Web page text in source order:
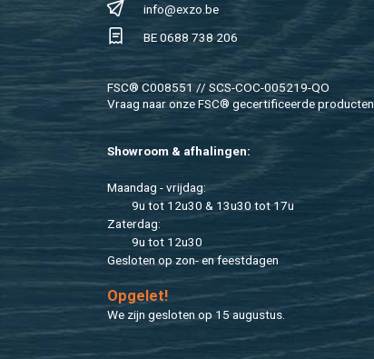
info@​exzo.​be
BE 0688 738 206
FSC® C008551 // SCS-COC-005219-QO
Vraag naar onze FSC® ge­cer­ti­fi­ceer­de pro­duc­ten.
Show­room & af­ha­lin­gen:
Maan­dag - vrij­dag:
9u tot 12u30 & 13u30 tot 17u
Za­ter­dag:
9u tot 12u30
Ge­slo­ten op zon- en feest­da­gen
Op­ge­let!
We zijn ge­slo­ten op 15 au­gus­tus.